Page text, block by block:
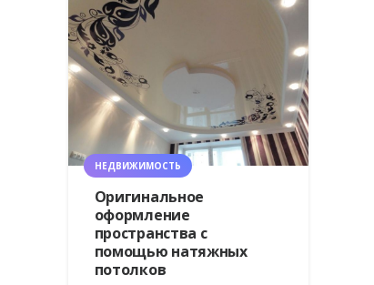
НЕДВИЖИМОСТЬ
Оригинальное
оформление
пространства с
помощью натяжных
потолков